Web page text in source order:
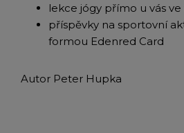
lekce jógy přímo u vás
příspěvky na sportovní
formou Edenred Card
Autor Peter Hupka